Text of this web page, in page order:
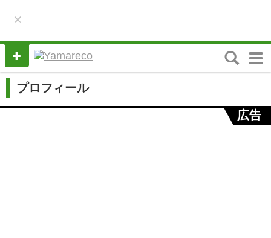
×
M
e
プロフィール
広告